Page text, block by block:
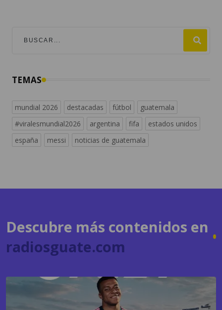
mundial 2026
españa
messi noticias de guatemala
radiosguate.com